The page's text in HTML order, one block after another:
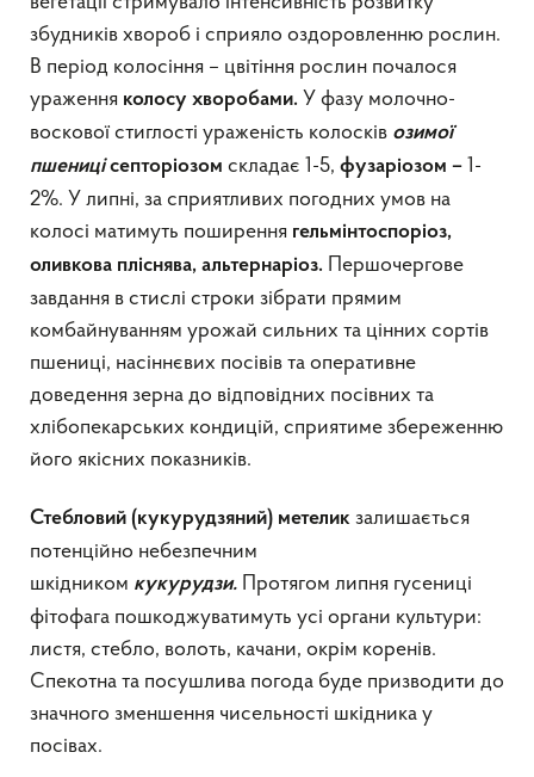
збудників хвороб і сприяло оздоровленню рослин.
В період колосіння – цвітіння рослин почалося
ураження колосу хворобами. У фазу молочно-
воскової стиглості ураженість колосків озимої
пшениці септоріозом складає 1-5, фузаріозом – 1-
2%. У липні, за сприятливих погодних умов на
колосі матимуть поширення гельмінтоспоріоз,
оливкова пліснява, альтернаріоз. Першочергове
завдання в стислі строки зібрати прямим
комбайнуванням урожай сильних та цінних сортів
пшениці, насіннєвих посівів та оперативне
доведення зерна до відповідних посівних та
хлібопекарських кондицій, сприятиме збереженню
його якісних показників.
Стебловий (кукурудзяний) метелик залишається
потенційно небезпечним
шкідником кукурудзи. Протягом липня гусениці
фітофага пошкоджуватимуть усі органи культури:
листя, стебло, волоть, качани, окрім коренів.
Спекотна та посушлива погода буде призводити до
значного зменшення чисельності шкідника у
посівах.